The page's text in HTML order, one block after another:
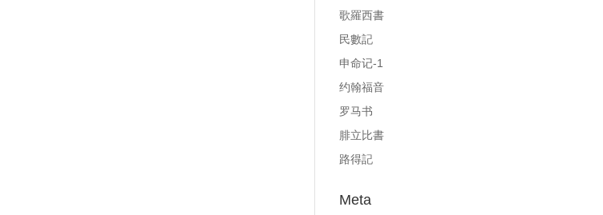
歌羅西書
民數記
申命记-1
约翰福音
罗马书
腓立比書
路得記
Meta